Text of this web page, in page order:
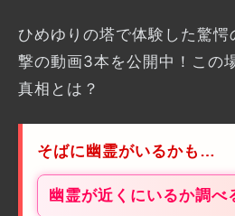
ひめゆりの塔で体験した驚
撃の動画3本を公開中！この
真相とは？
そばに幽霊がいるかも…
幽霊が近くにいるか調べ